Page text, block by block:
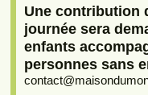
Une contribution
journée sera
enfants
personnes sans
contact@